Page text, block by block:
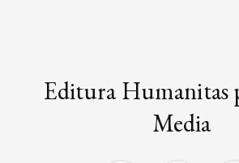
Editura Humanitas
Media